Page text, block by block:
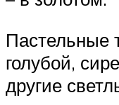
Пастельные
голубой,
другие